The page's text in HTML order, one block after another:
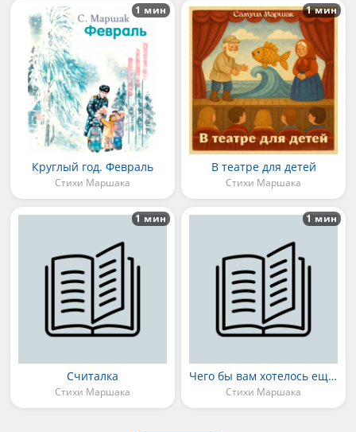
Круглый год. Февраль
Стихи Маршака
1 мин
В театре для детей
Стихи Маршака
1 мин
Считалка
Стихи Маршака
1 мин
Чего бы вам хотелось ещё?
Стихи Маршака
1 мин